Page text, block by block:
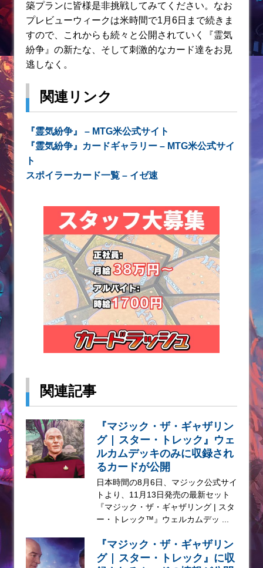
築プランに皆様是非挑戦してみてください。なお
プレビューウィークは米時間で1月6日まで続きま
すので、これからも続々と公開されていく『霊気
紛争』の新たな、そして刺激的なカード達をお見
逃しなく。
関連リンク
『霊気紛争』 – MTG米公式サイト
『霊気紛争』カードギャラリー – MTG米公式サイ
ト
スポイラーカード一覧 – イゼ速
関連記事
『マジック・ザ・ギャザリン
グ | スター・トレック』ウェ
ルカムデッキのみに収録され
るカードが公開
日本時間の8月6日、マジック公式サイ
トより、11月13日発売の最新セット
『マジック・ザ・ギャザリング | スタ
ー・トレック™』ウェルカムデッ ...
『マジック・ザ・ギャザリン
グ | スター・トレック』に収